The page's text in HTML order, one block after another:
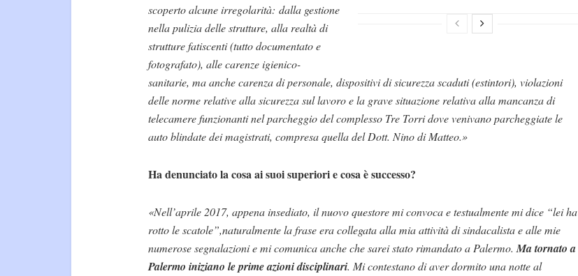
scoperto alcune irregolarità: dalla gestione
nella pulizia delle strutture, alla realtà di
strutture fatiscenti (tutto documentato e
fotografato), alle carenze igienico-
sanitarie, ma anche carenza di personale, dispositivi di sicurezza scaduti (estintori), violazioni
delle norme relative alla sicurezza sul lavoro e la grave situazione relativa alla mancanza di
telecamere funzionanti nel parcheggio del complesso Tre Torri dove venivano parcheggiate le
auto blindate dei magistrati, compresa quella del Dott. Nino di Matteo.»
Ha denunciato la cosa ai suoi superiori e cosa è successo?
«Nell’aprile 2017, appena insediato, il nuovo questore mi convoca e testualmente mi dice “lei ha
rotto le scatole”,naturalmente la frase era collegata alla mia attività di sindacalista e alle mie
numerose segnalazioni e mi comunica anche che sarei stato rimandato a Palermo. Ma tornato a
Palermo iniziano le prime azioni disciplinari. Mi contestano di aver dormito una notte al